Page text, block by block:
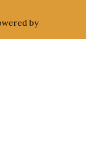
by